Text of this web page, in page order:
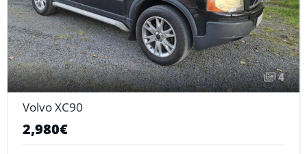
4
Volvo XC90
2,980€